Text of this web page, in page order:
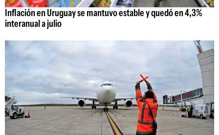
Inflación en Uruguay se mantuvo estable y quedó en 4,3%
interanual a julio